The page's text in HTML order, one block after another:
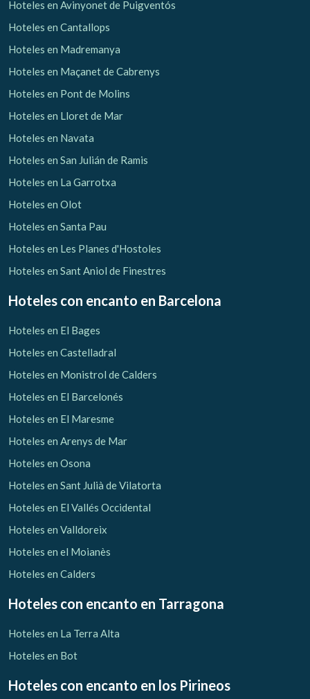
Hoteles en Avinyonet de Puigventós
Hoteles en Cantallops
Hoteles en Madremanya
Hoteles en Maçanet de Cabrenys
Hoteles en Pont de Molins
Hoteles en Lloret de Mar
Hoteles en Navata
Hoteles en San Julián de Ramis
Hoteles en La Garrotxa
Hoteles en Olot
Hoteles en Santa Pau
Hoteles en Les Planes d'Hostoles
Hoteles en Sant Aniol de Finestres
Hoteles con encanto en Barcelona
Hoteles en El Bages
Hoteles en Castelladral
Hoteles en Monistrol de Calders
Hoteles en El Barcelonés
Hoteles en El Maresme
Hoteles en Arenys de Mar
Hoteles en Osona
Hoteles en Sant Julià de Vilatorta
Hoteles en El Vallés Occidental
Hoteles en Valldoreix
Hoteles en el Moianès
Hoteles en Calders
Hoteles con encanto en Tarragona
Hoteles en La Terra Alta
Hoteles en Bot
Hoteles con encanto en los Pirineos